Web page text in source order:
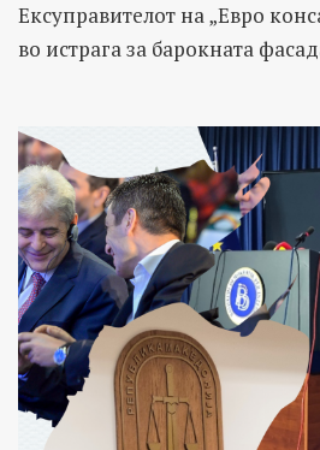
Ексуправителот на „Евро
во истрага за барокната